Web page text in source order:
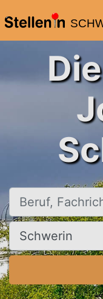
Beruf, Fachrichtung,
Ort, Stadt